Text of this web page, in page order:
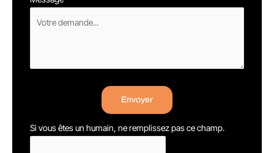
Envoyer
Si vous êtes un humain, ne remplissez pas ce champ.